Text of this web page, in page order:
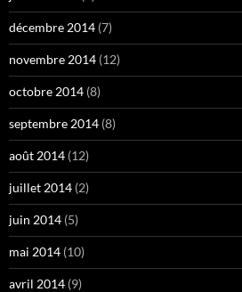
décembre 2014 (7)
novembre 2014 (12)
octobre 2014 (8)
septembre 2014 (8)
août 2014 (12)
juillet 2014 (2)
juin 2014 (5)
mai 2014 (10)
avril 2014 (9)